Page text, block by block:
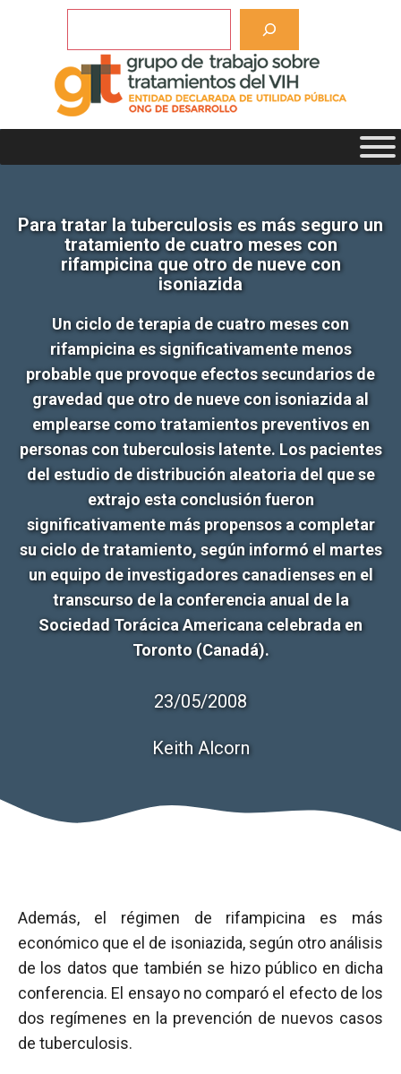
Para tratar la tuberculosis es más seguro un
tratamiento de cuatro meses con
rifampicina que otro de nueve con
isoniazida
Un ciclo de terapia de cuatro meses con
rifampicina es significativamente menos
probable que provoque efectos secundarios de
gravedad que otro de nueve con isoniazida al
emplearse como tratamientos preventivos en
personas con tuberculosis latente. Los pacientes
del estudio de distribución aleatoria del que se
extrajo esta conclusión fueron
significativamente más propensos a completar
su ciclo de tratamiento, según informó el martes
un equipo de investigadores canadienses en el
transcurso de la conferencia anual de la
Sociedad Torácica Americana celebrada en
Toronto (Canadá).
23/05/2008
Keith Alcorn
Además, el régimen de rifampicina es más
económico que el de isoniazida, según otro análisis
de los datos que también se hizo público en dicha
conferencia. El ensayo no comparó el efecto de los
dos regímenes en la prevención de nuevos casos
de tuberculosis.